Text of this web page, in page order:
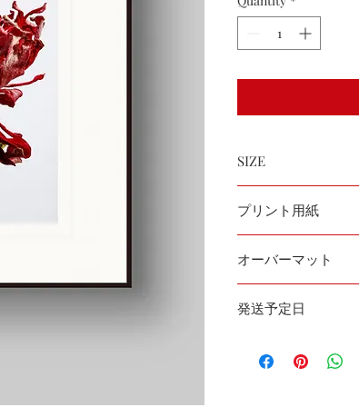
SIZE
プリントサイズ：396
プリント用紙
オーバーマット
発送予定日